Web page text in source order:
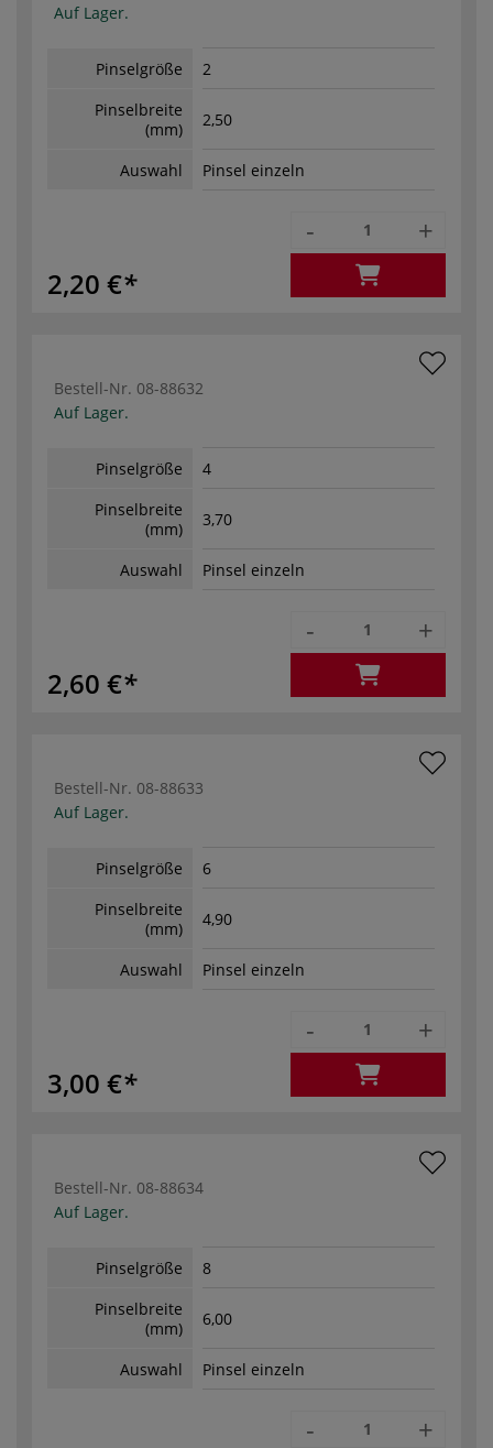
Auf Lager.
Pinselgröße
2
Pinselbreite
(mm)
2,50
Auswahl Pinsel einzeln
2,20 €
- +
Bestell-Nr. 08-88632
Auf Lager.
Pinselgröße
4
Pinselbreite
(mm)
3,70
Auswahl Pinsel einzeln
2,60 €
- +
Bestell-Nr. 08-88633
Auf Lager.
Pinselgröße
6
Pinselbreite
(mm)
4,90
Auswahl Pinsel einzeln
3,00 €
- +
Bestell-Nr. 08-88634
Auf Lager.
Pinselgröße
8
Pinselbreite
(mm)
6,00
Auswahl Pinsel einzeln
- +